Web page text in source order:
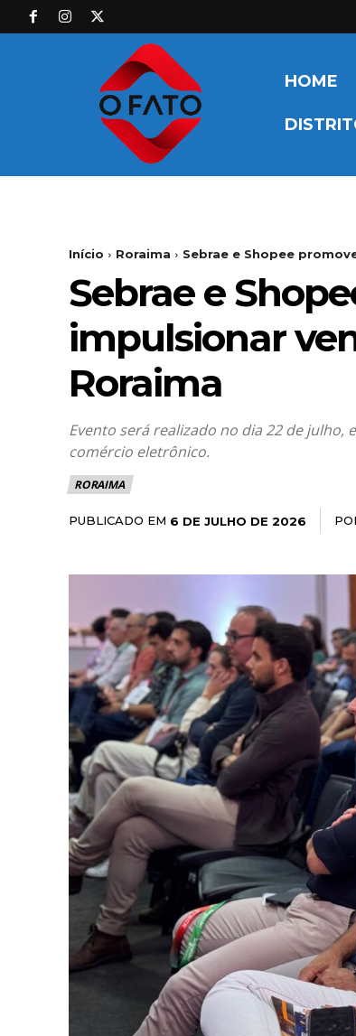
HOME
Início Roraima Sebrae e Shopee
Sebrae e
impulsionar
Roraima
Evento será realizado no dia 22 de
comércio eletrônico.
RORAIMA
PUBLICADO EM 6 DE JULHO DE 2026